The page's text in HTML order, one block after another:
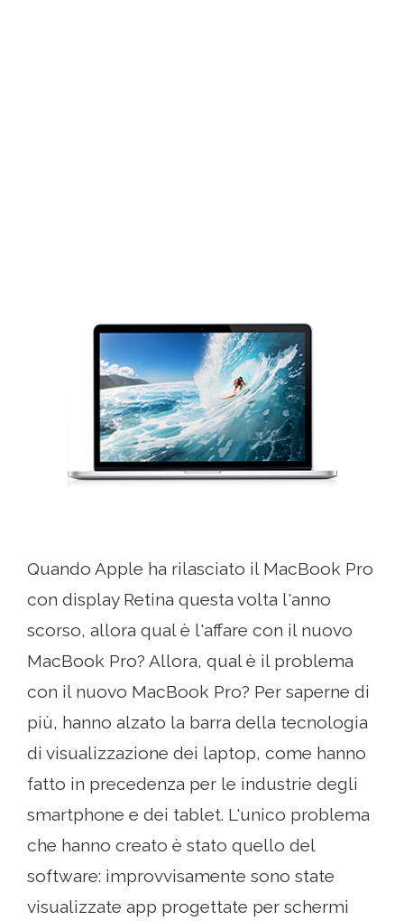
Quando Apple ha rilasciato il MacBook Pro
con display Retina questa volta l'anno
scorso, allora qual è l'affare con il nuovo
MacBook Pro? Allora, qual è il problema
con il nuovo MacBook Pro? Per saperne di
più, hanno alzato la barra della tecnologia
di visualizzazione dei laptop, come hanno
fatto in precedenza per le industrie degli
smartphone e dei tablet. L'unico problema
che hanno creato è stato quello del
software: improvvisamente sono state
visualizzate app progettate per schermi